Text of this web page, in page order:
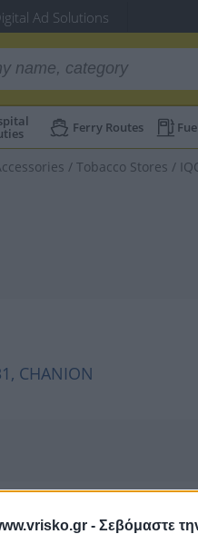
- Σεβόμαστε
Ad Solutions
Ferry Routes
/ Tobacco Stores /
CHANION